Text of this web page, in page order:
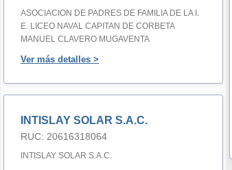
ASOCIACION DE PADRES DE FAMILIA DE LA I.
E. LICEO NAVAL CAPITAN DE CORBETA
MANUEL CLAVERO MUGAVENTA
Ver más detalles >
INTISLAY SOLAR S.A.C.
RUC: 20616318064
INTISLAY SOLAR S.A.C.